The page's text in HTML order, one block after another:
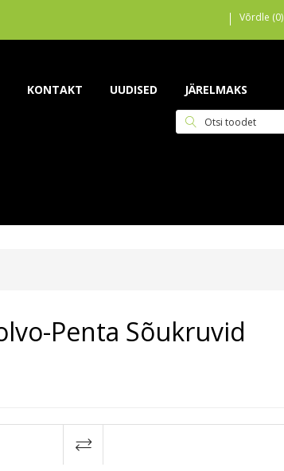
Võrdle (0)
KONTAKT UUDISED JÄRELMAKS
Penta Sõukruvid